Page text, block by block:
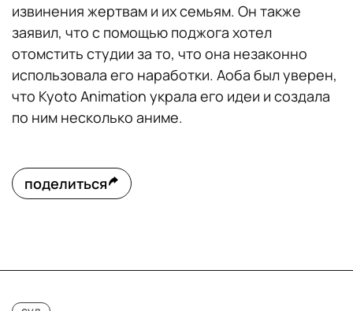
извинения жертвам и их семьям. Он также
заявил, что с помощью поджога хотел
отомстить студии за то, что она незаконно
использовала его наработки. Аоба был уверен,
что Kyoto Animation украла его идеи и создала
по ним несколько аниме.
поделиться